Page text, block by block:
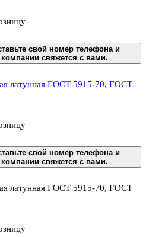
свой номер телефона и
компании свяжется с вами.
латунная ГОСТ 5915-70, ГОСТ
свой номер телефона и
компании свяжется с вами.
латунная ГОСТ 5915-70, ГОСТ